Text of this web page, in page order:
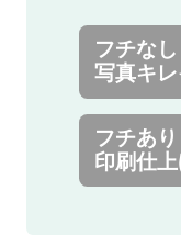
フチなし
写真キ
フチあり
印刷仕